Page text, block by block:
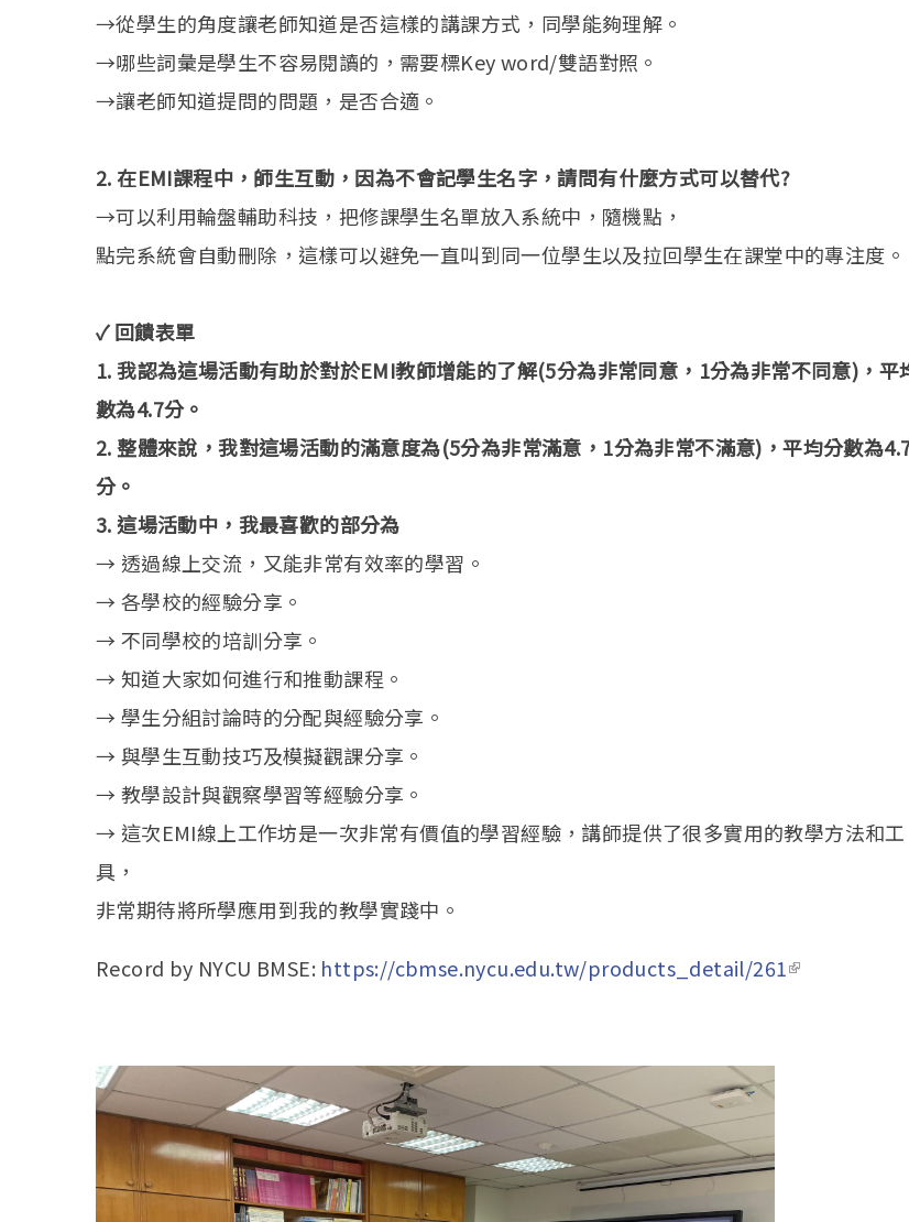
→從學生的角度讓老師知道是否這樣的講課方式，同學能夠理解。
→哪些詞彙是學生不容易閱讀的，需要標Key word/雙語對照。
→讓老師知道提問的問題，是否合適。
2. 在EMI課程中，師生互動，因為不會記學生名字，請問有什麼方式可以替代?
→可以利用輪盤輔助科技，把修課學生名單放入系統中，隨機點，
點完系統會自動刪除，這樣可以避免一直叫到同一位學生以及拉回學生在課堂中的專注度。
✓ 回饋表單
1. 我認為這場活動有助於對於EMI教師增能的了解(5分為非常同意，1分為非常不同意)，平
數為4.7分。
2. 整體來說，我對這場活動的滿意度為(5分為非常滿意，1分為非常不滿意)，平均分數為
分。
3. 這場活動中，我最喜歡的部分為
→ 透過線上交流，又能非常有效率的學習。
→ 各學校的經驗分享。
→ 不同學校的培訓分享。
→ 知道大家如何進行和推動課程。
→ 學生分組討論時的分配與經驗分享。
→ 與學生互動技巧及模擬觀課分享。
→ 教學設計與觀察學習等經驗分享。
→ 這次EMI線上工作坊是一次非常有價值的學習經驗，講師提供了很多實用的教學方法和工
具，
非常期待將所學應用到我的教學實踐中。
Record by NYCU BMSE: https://cbmse.nycu.edu.tw/products_detail/261(link is